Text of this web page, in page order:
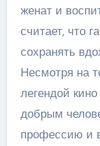
женат и
считает, что
сохранять
Несмотря на
легендой
добрым
профессию и